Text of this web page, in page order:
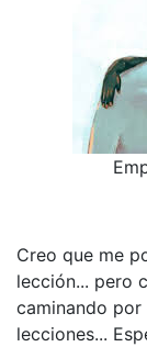
Creo que me
lección... pero
caminando
lecciones...